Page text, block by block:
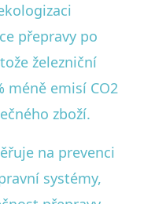
přepravy po
železniční
méně emisí CO2
zboží.
na prevenci
systémy,